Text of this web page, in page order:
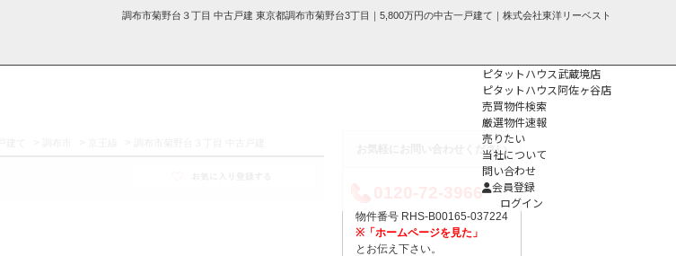
調布市菊野台３丁目 中古戸建 東京都調布市菊野台3丁目｜5,800万円の中古一戸建て｜株式会社東洋リーベスト
ピタットハウス武蔵境店
ピタットハウス阿佐ヶ谷店
売買物件検索
厳選物件速報
売りたい
当社について
問い合わせ
会員登録
ログイン
お気軽にお問い合わせください
0120-72-3966
物件番号 RHS-B00165-037224
※「ホームページを見た」
とお伝え下さい。